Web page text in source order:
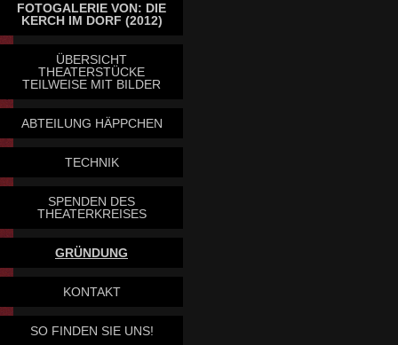
FOTOGALERIE VON: DIE
KERCH IM DORF (2012)
ÜBERSICHT
THEATERSTÜCKE
TEILWEISE MIT BILDER
ABTEILUNG HÄPPCHEN
TECHNIK
SPENDEN DES
THEATERKREISES
GRÜNDUNG
KONTAKT
SO FINDEN SIE UNS!